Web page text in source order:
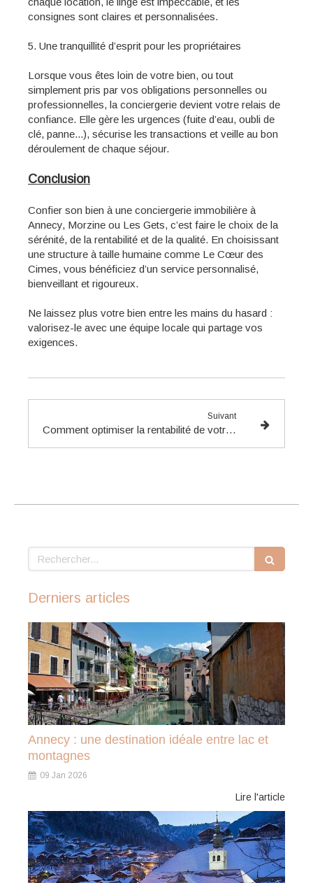
consignes sont claires et personnalisées.
5. Une tranquillité d’esprit pour les propriétaires
Lorsque vous êtes loin de votre bien, ou tout
simplement pris par vos obligations personnelles ou
professionnelles, la conciergerie devient votre relais de
confiance. Elle gère les urgences (fuite d’eau, oubli de
clé, panne...), sécurise les transactions et veille au bon
déroulement de chaque séjour.
Conclusion
Confier son bien à une conciergerie immobilière à
Annecy, Morzine ou Les Gets, c’est faire le choix de la
sérénité, de la rentabilité et de la qualité. En choisissant
une structure à taille humaine comme Le Cœur des
Cimes, vous bénéficiez d’un service personnalisé,
bienveillant et rigoureux.
Ne laissez plus votre bien entre les mains du hasard :
valorisez-le avec une équipe locale qui partage vos
exigences.
Suivant
Comment optimiser la rentabilité de votre location courte durée en Haute-Savoie ?
Rechercher
Derniers articles
Annecy : une destination idéale entre lac et
montagnes
09 Jan 2026
Lire l'article